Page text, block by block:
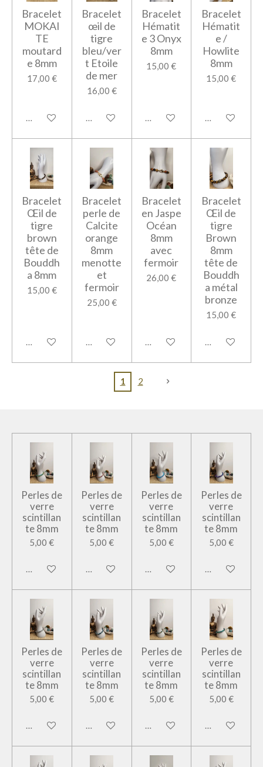
Bracelet
MOKAI
TE
moutard
e 8mm
17,00 €
Ajouter au panier
Bracelet
œil de
tigre
bleu/ver
t Etoile
de mer
16,00 €
M'avertir si disponible
Bracelet
Hématit
e 3 Onyx
8mm
15,00 €
Ajouter au panier
Bracelet
Hématit
e /
Howlite
8mm
15,00 €
Ajouter au
Bracelet
Œil de
tigre
brown
tête de
Bouddh
a 8mm
15,00 €
Ajouter au panier
Bracelet
perle de
Calcite
orange
8mm
menotte
et
fermoir
25,00 €
Ajouter au panier
Bracelet
en Jaspe
Océan
8mm
avec
fermoir
26,00 €
Ajouter au panier
Bracelet
Œil de
tigre
Brown
8mm
tête de
Bouddh
a métal
bronze
15,00 €
Ajouter au
1 2
Perles de
verre
scintillan
te 8mm
5,00 €
Ajouter au panier
Perles de
verre
scintillan
te 8mm
5,00 €
Ajouter au panier
Perles de
verre
scintillan
te 8mm
5,00 €
Ajouter au panier
Perles de
verre
scintillan
te 8mm
5,00 €
Ajouter au
Perles de
verre
scintillan
te 8mm
5,00 €
Ajouter au panier
Perles de
verre
scintillan
te 8mm
5,00 €
Ajouter au panier
Perles de
verre
scintillan
te 8mm
5,00 €
Ajouter au panier
Perles de
verre
scintillan
te 8mm
5,00 €
Ajouter au